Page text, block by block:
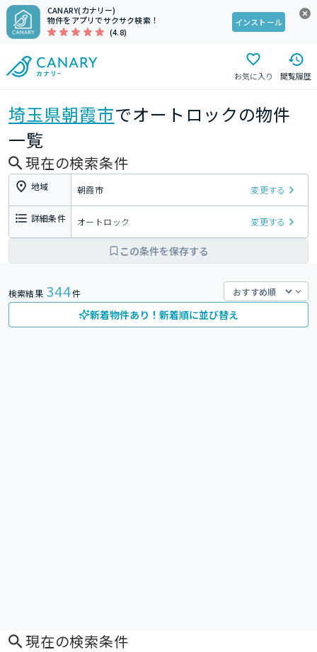
CANARY(カナリー)
物件をアプリでサクサク検索！
(4.8)
インストール
お気に入り 閲覧履歴
埼玉県朝霞市でオートロックの物件
一覧
現在の検索条件
地域 朝霞市 変更する
詳細条件 オートロック 変更する
この条件を保存する
検索結果 344件
新着物件あり！新着順に並び替え
現在の検索条件